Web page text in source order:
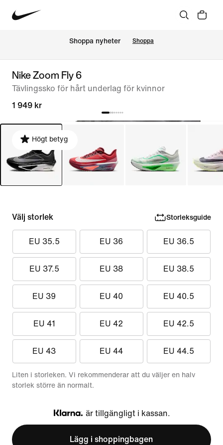
Shoppa nyheter Shoppa
Nike Zoom Fly 6
Tävlingssko för hårt underlag för kvinnor
1 949 kr
Högt betyg
Välj storlek Storleksguide
EU 35.5 EU 36 EU 36.5
EU 37.5 EU 38 EU 38.5
EU 39 EU 40 EU 40.5
EU 41 EU 42 EU 42.5
EU 43 EU 44 EU 44.5
Liten i storleken. Vi rekommenderar att du väljer en halv
storlek större än normalt.
Klarna
är tillgängligt i kassan.
Lägg i shoppingbagen